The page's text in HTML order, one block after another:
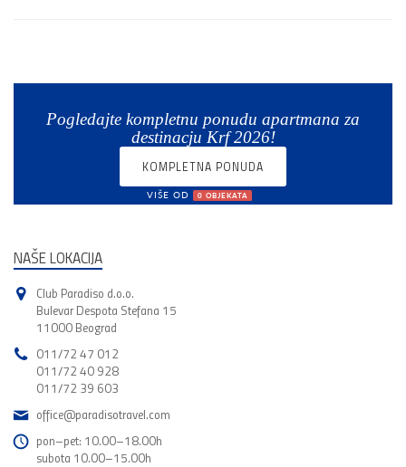
Pogledajte kompletnu ponudu apartmana za
destinacju Krf 2026!
KOMPLETNA PONUDA
VIŠE OD 0 OBJEKATA
NAŠE LOKACIJA
Club Paradiso d.o.o.
Bulevar Despota Stefana 15
11000 Beograd
011/72 47 012
011/72 40 928
011/72 39 603
office@paradisotravel.com
pon–pet: 10.00–18.00h
subota 10.00–15.00h